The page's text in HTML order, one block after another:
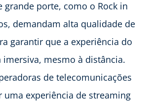
grande porte, como o Rock in
demandam alta qualidade de
garantir que a experiência do
imersiva, mesmo à distância.
de telecomunicações
uma experiência de streaming